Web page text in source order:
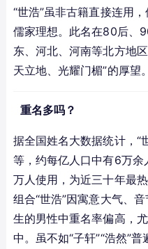
“世浩”虽非古籍直接连用
儒家理想。此名在80后、
东、河北、河南等北方地
天立地、光耀门楣”的厚望。
重名多吗？
据全国姓名大数据统计，“
等，约每亿人口中有6万余
万人使用，为近三十年最热
组合“世浩”因寓意大气、
生的男性中重名率偏高，
中。虽不如“子轩”“浩然”